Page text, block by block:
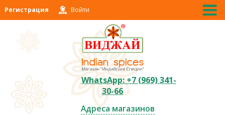
Регистрация Войти
WhatsApp: +7 (969) 341-
30-66
Адреса магазинов